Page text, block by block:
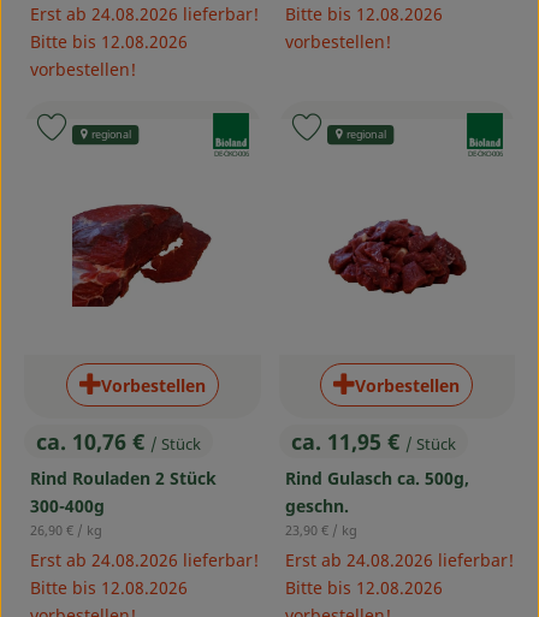
Erst ab 24.08.2026 lieferbar!
Bitte bis 12.08.2026
vorbestellen!
Bitte bis 12.08.2026
vorbestellen!
, Preis:
ca. 10,76 € / Stück
Rind Rouladen 2 Stück
300-400g
, Referenzpreis:
26,90 € / kg
Erst ab 24.08.2026 lieferbar!
Bitte bis 12.08.2026
Vorbestellen
, Kontrollstelle:
DE-ÖKO-006
regional
Produkt zu Favouriten hinzufügen
, Preis:
ca. 11,95 € / Stück
Rind Gulasch ca. 500g,
geschn.
, Referenzpreis:
23,90 € / kg
Erst ab 24.08.2026 lieferbar!
Bitte bis 12.08.2026
Vorbestellen
, Kontrollstelle:
DE-ÖKO-006
regional
Produkt zu Favouriten